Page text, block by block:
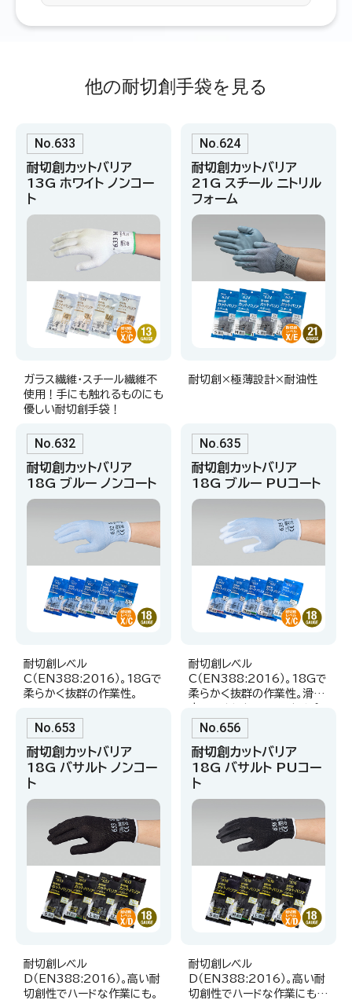
他の耐切創手袋を見る
No.633
耐切創カットバリア
13G ホワイト ノンコー
ト
ガラス繊維・スチール繊維不
使用！手にも触れるものにも
優しい耐切創手袋！
No.624
耐切創カットバリア
21G スチール ニトリル
フォーム
耐切創×極薄設計×耐油性
No.632
耐切創カットバリア
18G ブルー ノンコート
耐切創レベル
C（EN388:2016）。18Gで
柔らかく抜群の作業性。
No.635
耐切創カットバリア
18G ブルー PUコート
耐切創レベル
C（EN388:2016）。18Gで
柔らかく抜群の作業性。滑り
No.653
耐切創カットバリア
18G バサルト ノンコー
ト
耐切創レベル
D（EN388:2016）。高い耐
切創性でハードな作業にも。
No.656
耐切創カットバリア
18G バサルト PUコー
ト
耐切創レベル
D（EN388:2016）。高い耐
切創性でハードな作業にも。